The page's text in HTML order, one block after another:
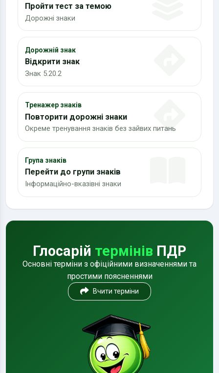
Пройти тест за темою
Дорожні знаки
Дорожній знак
Відкрити знак
Знак 5.20.2
Тренажер знаків
Повторити дорожні знаки
Окреме тренування знаків без зайвих питань
Група знаків
Перейти до групи знаків
Інформаційно-вказівні знаки
Глосарій термінів ПДР
Основні терміни з офіційними визначеннями та
простими поясненнями
Вчити терміни